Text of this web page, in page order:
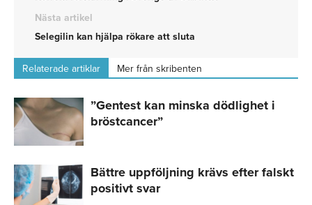
Nästa artikel
Selegilin kan hjälpa rökare att sluta
Relaterade artiklar Mer från skribenten
”Gentest kan minska dödlighet i
bröstcancer”
Bättre uppföljning krävs efter falskt
positivt svar